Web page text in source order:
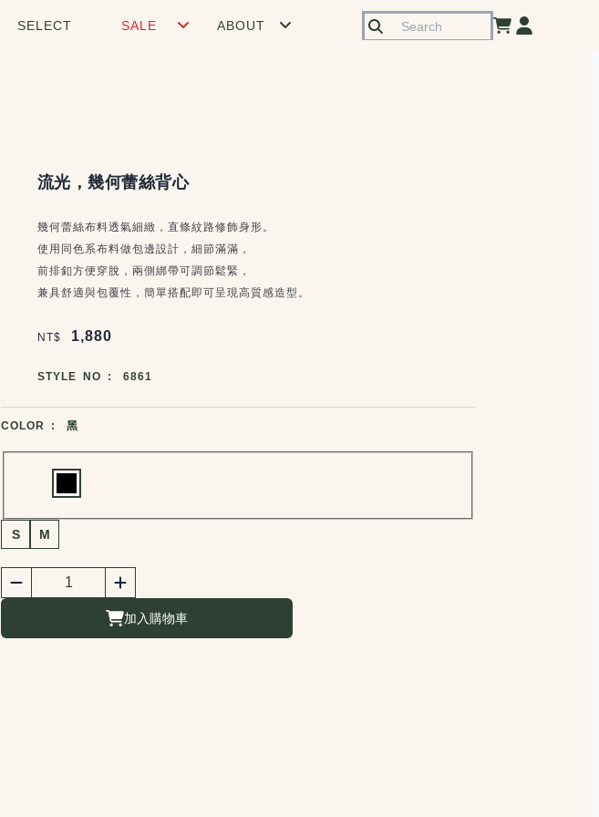
SELECT SALE ABOUT
流光，幾何蕾絲背心
幾何蕾絲布料透氣細緻，直條紋路修飾身形。
使用同色系布料做包邊設計，細節滿滿，
前排釦方便穿脫，兩側綁帶可調節鬆緊，
兼具舒適與包覆性，簡單搭配即可呈現高質感造型。
NT$ 1,880
商品編號
STYLE NO : 6861
商品顏色選擇
COLOR : 黑
Choose a color
商品尺寸選擇
S M
商品購買數量
加入購物車